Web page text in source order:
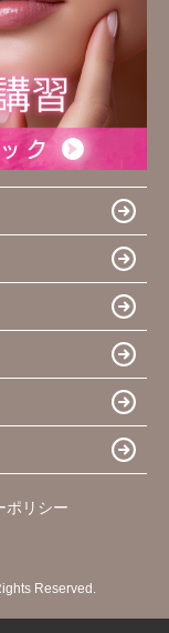
ポリシー
Reserved.